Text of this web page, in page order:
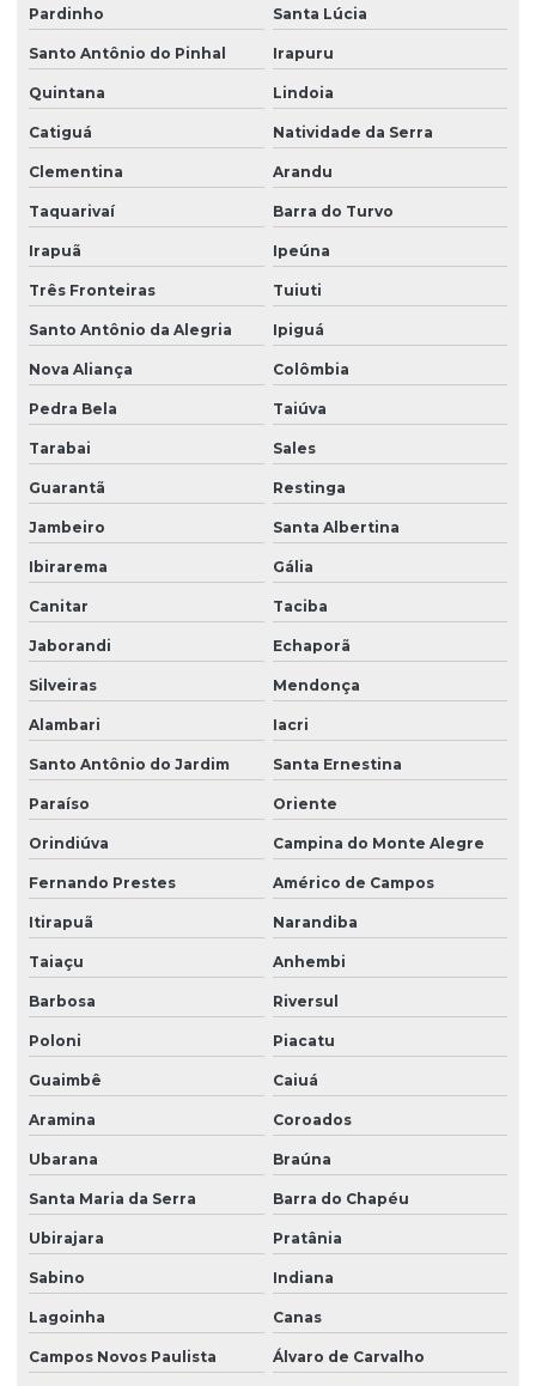
Pardinho Santa Lúcia
Santo Antônio do Pinhal Irapuru
Quintana Lindoia
Catiguá Natividade da Serra
Clementina Arandu
Taquarivaí Barra do Turvo
Irapuã Ipeúna
Três Fronteiras Tuiuti
Santo Antônio da Alegria Ipiguá
Nova Aliança Colômbia
Pedra Bela Taiúva
Tarabai Sales
Guarantã Restinga
Jambeiro Santa Albertina
Ibirarema Gália
Canitar Taciba
Jaborandi Echaporã
Silveiras Mendonça
Alambari Iacri
Santo Antônio do Jardim Santa Ernestina
Paraíso Oriente
Orindiúva Campina do Monte Alegre
Fernando Prestes Américo de Campos
Itirapuã Narandiba
Taiaçu Anhembi
Barbosa Riversul
Poloni Piacatu
Guaimbê Caiuá
Aramina Coroados
Ubarana Braúna
Santa Maria da Serra Barra do Chapéu
Ubirajara Pratânia
Sabino Indiana
Lagoinha Canas
Campos Novos Paulista Álvaro de Carvalho